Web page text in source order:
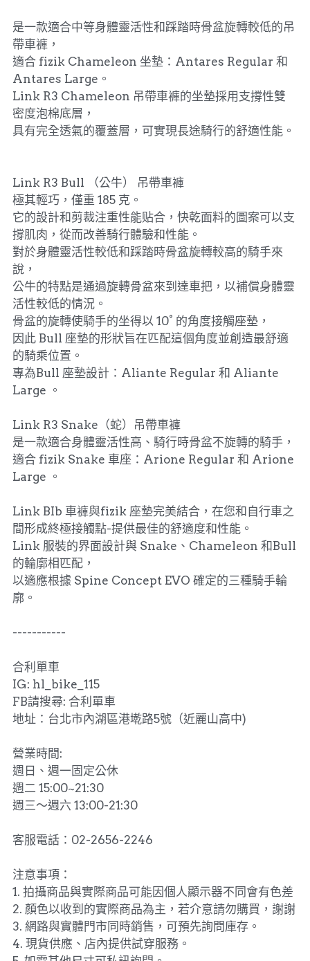
是一款適合中等身體靈活性和踩踏時骨盆旋轉較低的吊
帶車褲，
適合 fizik Chameleon 坐墊：Antares Regular 和
Antares Large。
Link R3 Chameleon 吊帶車褲的坐墊採用支撐性雙
密度泡棉底層，
具有完全透氣的覆蓋層，可實現長途騎行的舒適性能。
Link R3 Bull （公牛） 吊帶車褲
極其輕巧，僅重 185 克。
它的設計和剪裁注重性能贴合，快乾面料的圖案可以支
撐肌肉，從而改善騎行體驗和性能。
對於身體靈活性較低和踩踏時骨盆旋轉較高的騎手來
說，
公牛的特點是通過旋轉骨盆來到達車把，以補償身體靈
活性較低的情況。
骨盆的旋轉使騎手的坐得以 10° 的角度接觸座墊，
因此 Bull 座墊的形狀旨在匹配這個角度並創造最舒適
的騎乘位置。
專為Bull 座墊設計：Aliante Regular 和 Aliante
Large 。
Link R3 Snake（蛇）吊帶車褲
是一款適合身體靈活性高、騎行時骨盆不旋轉的騎手，
適合 fizik Snake 車座：Arione Regular 和 Arione
Large 。
Link BIb 車褲與fizik 座墊完美結合，在您和自行車之
間形成終極接觸點-提供最佳的舒適度和性能。
Link 服裝的界面設計與 Snake、Chameleon 和Bull
的輪廓相匹配，
以適應根據 Spine Concept EVO 確定的三種騎手輪
廓。
-----------
合利單車
IG: hl_bike_115
FB請搜尋: 合利單車
地址：台北市內湖區港墘路5號（近麗山高中)
營業時間:
週日、週一固定公休
週二 15:00~21:30
週三～週六 13:00-21:30
客服電話：02-2656-2246
注意事項：
1. 拍攝商品與實際商品可能因個人顯示器不同會有色差
2. 顏色以收到的實際商品為主，若介意請勿購買，謝謝
3. 網路與實體門市同時銷售，可預先詢問庫存。
4. 現貨供應、店內提供試穿服務。